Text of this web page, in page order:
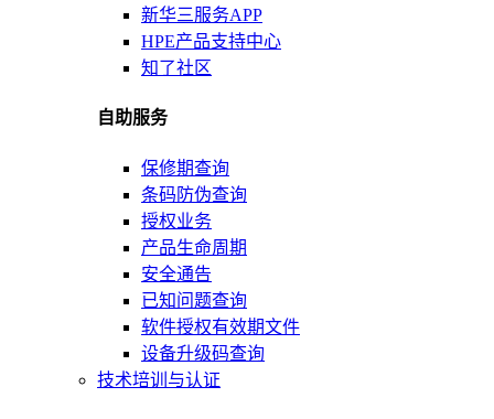
新华三服务APP
HPE产品支持中心
知了社区
自助服务
保修期查询
条码防伪查询
授权业务
产品生命周期
安全通告
已知问题查询
软件授权有效期文件
设备升级码查询
技术培训与认证